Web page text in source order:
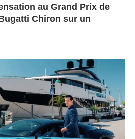
au Grand Prix de
Chiron sur un